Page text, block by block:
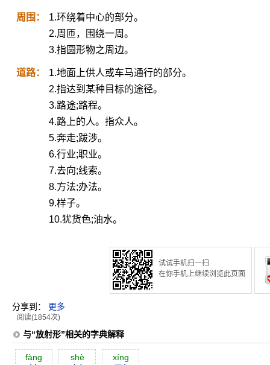
周围：
1.环绕着中心的部分。
2.周匝，围绕一周。
3.指圆形物之周边。
道路：
1.地面上供人或车马通行的部分。
2.指达到某种目标的途径。
3.路途;路程。
4.路上的人。指众人。
5.奔走;跋涉。
6.行业;职业。
7.去向;线索。
8.方法;办法。
9.样子。
10.犹货色;油水。
试试手机扫一扫
在你手机上继续浏览此页面
分享到： 更多
阅读(1854次)
与“放射形”相关的字典解释
fàng shè xíng